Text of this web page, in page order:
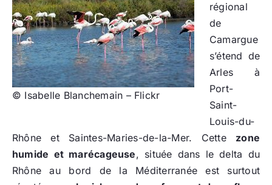
© Isabelle Blanchemain – Flickr
régional
de
Camargue
s’étend de
Arles à
Port-
Saint-
Louis-du-
Rhône et Saintes-Maries-de-la-Mer. Cette zone
humide et marécageuse, située dans le delta du
Rhône au bord de la Méditerranée est surtout